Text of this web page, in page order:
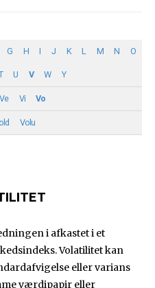
G H I J K L M N O
U V W Y
Ve Vi Vo
Volu
i afkastet i et
Volatilitet kan
eller varians
værdipapir eller